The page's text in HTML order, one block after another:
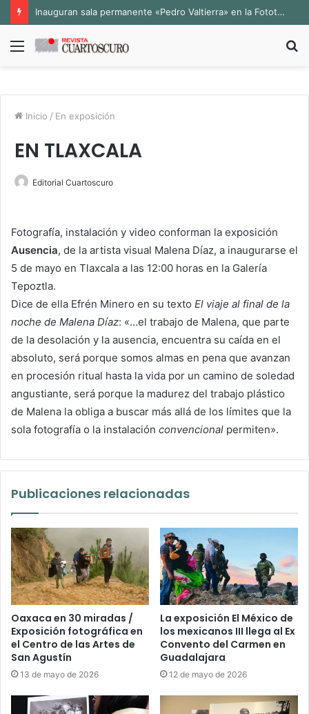
Inauguran sala permanente «Pedro Valtierra» en la Fototeca de Zacatecas
Menú
Inicio / En exposición
EN TLAXCALA
Editorial Cuartoscuro
Fotografía, instalación y video conforman la exposición
Ausencia, de la artista visual Malena Díaz, a inaugurarse el
5 de mayo en Tlaxcala a las 12:00 horas en la Galería
Tepoztla.
Dice de ella Efrén Minero en su texto El viaje al final de la
noche de Malena Díaz: «…el trabajo de Malena, que parte
de la desolación y la ausencia, encuentra su caída en el
absoluto, será porque somos almas en pena que avanzan
en procesión ritual hasta la vida por un camino de soledad
angustiante, será porque la madurez del trabajo plástico
de Malena la obliga a buscar más allá de los límites que la
sola fotografía o la instalación convencional permiten».
Publicaciones relacionadas
Oaxaca en 30 miradas /
Exposición fotográfica en
el Centro de las Artes de
San Agustín
13 de mayo de 2026
La exposición El México de
los mexicanos III llega al Ex
Convento del Carmen en
Guadalajara
12 de mayo de 2026